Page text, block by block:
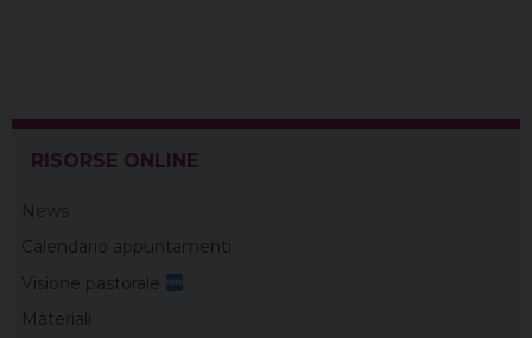
RISORSE ONLINE
News
Calendario appuntamenti
Visione pastorale
Materiali